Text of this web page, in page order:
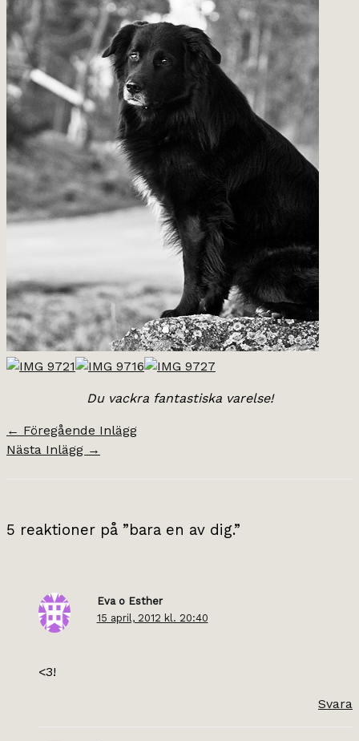
Du vackra fantastiska varelse!
← Föregående Inlägg
Nästa Inlägg →
5 reaktioner på ”bara en av dig.”
Eva o Esther
15 april, 2012 kl. 20:40
<3!
Svara